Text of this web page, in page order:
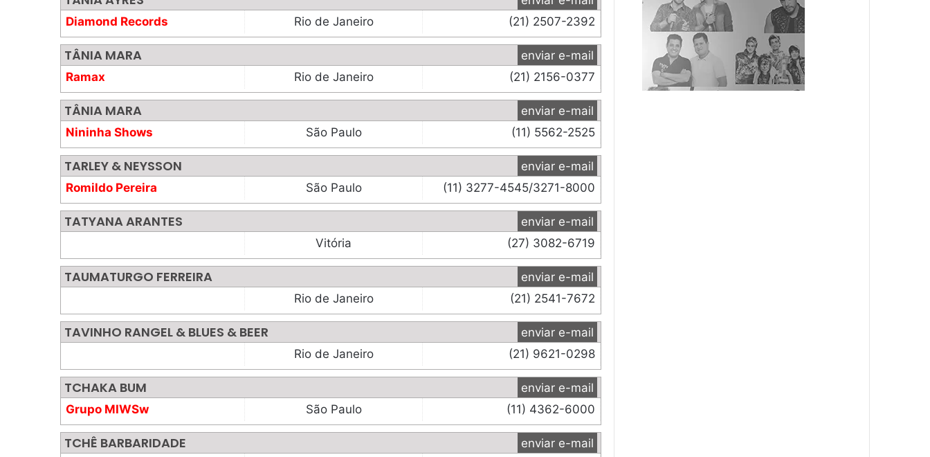
Diamond Records
Rio de Janeiro (21) 2507-2392
TÂNIA MARA
enviar e-mail
Ramax
Rio de Janeiro (21) 2156-0377
TÂNIA MARA
enviar e-mail
Nininha Shows
São Paulo (11) 5562-2525
TARLEY & NEYSSON
enviar e-mail
Romildo Pereira
Prods.
São Paulo (11) 3277-4545/3271-8000
TATYANA ARANTES
enviar e-mail
Vitória
(27) 3082-6719
TAUMATURGO FERREIRA
enviar e-mail
Rio de Janeiro
(21) 2541-7672
TAVINHO RANGEL & BLUES & BEER
enviar e-mail
Rio de Janeiro
(21) 9621-0298
TCHAKA BUM
enviar e-mail
Grupo MIWSw
São Paulo (11) 4362-6000
TCHÊ BARBARIDADE
enviar e-mail